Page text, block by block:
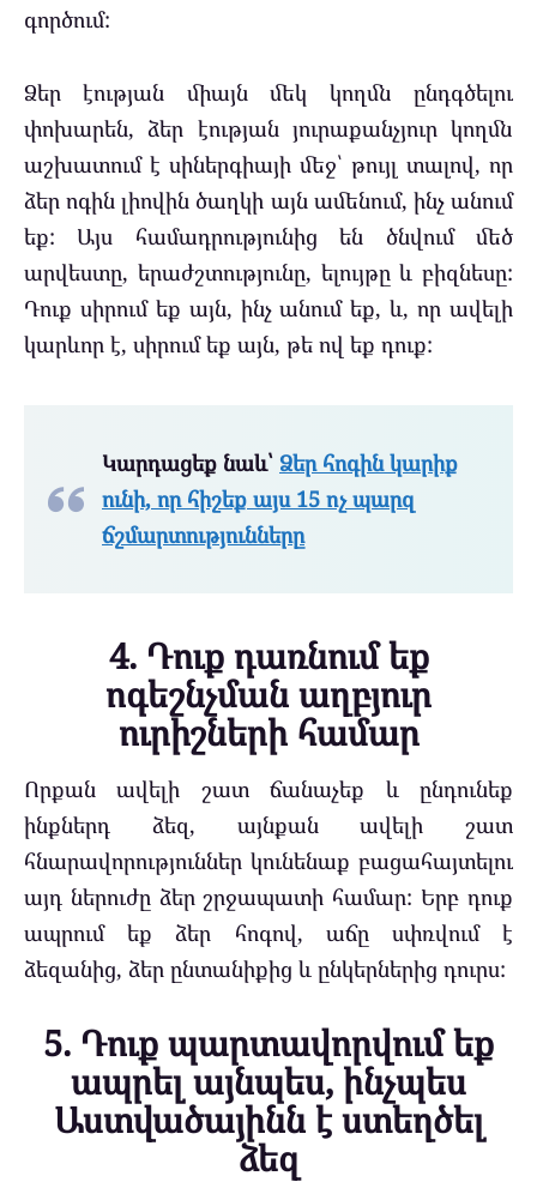
գործում:
Ձեր էության միայն մեկ կողմն ընդգծելու
փոխարեն, ձեր էության յուրաքանչյուր կողմն
աշխատում է սիներգիայի մեջ՝ թույլ տալով, որ
ձեր ոգին լիովին ծաղկի այն ամենում, ինչ անում
եք: Այս համադրությունից են ծնվում մեծ
արվեստը, երաժշտությունը, ելույթը և բիզնեսը:
Դուք սիրում եք այն, ինչ անում եք, և, որ ավելի
կարևոր է, սիրում եք այն, թե ով եք դուք:
Կարդացեք նաև՝ Ձեր հոգին կարիք
ունի, որ հիշեք այս 15 ոչ պարզ
ճշմարտությունները
4. Դուք դառնում եք
ոգեշնչման աղբյուր
ուրիշների համար
Որքան ավելի շատ ճանաչեք և ընդունեք
ինքներդ ձեզ, այնքան ավելի շատ
հնարավորություններ կունենաք բացահայտելու
այդ ներուժը ձեր շրջապատի համար: Երբ դուք
ապրում եք ձեր հոգով, աճը սփռվում է
ձեզանից, ձեր ընտանիքից և ընկերներից դուրս:
5. Դուք պարտավորվում եք
ապրել այնպես, ինչպես
Աստվածայինն է ստեղծել
ձեզ